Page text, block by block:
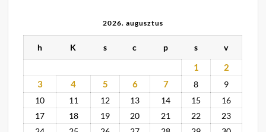
2026. augusztus
h K s c p s v
1
2
3
4 5 6 7 8
9
10
11 12 13 14 15
16
17
18 19 20 21 22
23